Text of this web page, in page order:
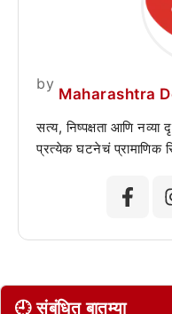
by
Maharashtra
सत्य, निष्पक्षता आणि नव्या
प्रत्येक घटनेचं प्रामाणिक
🕘 संबंधित बातम्या